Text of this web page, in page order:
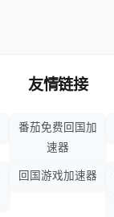
友情链接
番茄免费回国加
速器
回国游戏加速器